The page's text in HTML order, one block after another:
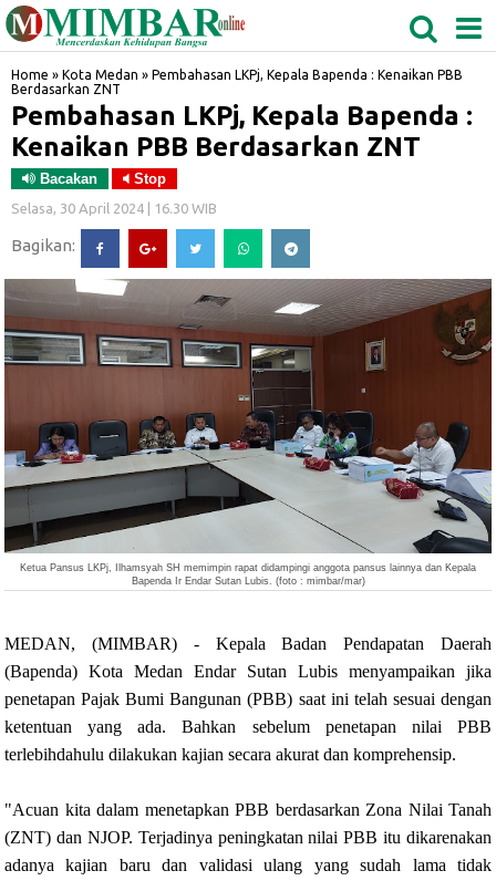
BIDANGRO
Home » Kota Medan » Pembahasan LKPj, Kepala Bapenda : Kenaikan PBB
Berdasarkan ZNT
Pembahasan LKPj, Kepala Bapenda :
Kenaikan PBB Berdasarkan ZNT
Bacakan Stop
Selasa, 30 April 2024 | 16.30 WIB
Bagikan:
Ketua Pansus LKPj, Ilhamsyah SH memimpin rapat didampingi anggota pansus lainnya dan Kepala
Bapenda Ir Endar Sutan Lubis. (foto : mimbar/mar)
MEDAN, (MIMBAR) - Kepala Badan Pendapatan Daerah
(Bapenda) Kota Medan Endar Sutan Lubis menyampaikan jika
penetapan Pajak Bumi Bangunan (PBB) saat ini telah sesuai dengan
ketentuan yang ada. Bahkan sebelum penetapan nilai PBB
terlebihdahulu dilakukan kajian secara akurat dan komprehensip.
"Acuan kita dalam menetapkan PBB berdasarkan Zona Nilai Tanah
(ZNT) dan NJOP. Terjadinya peningkatan nilai PBB itu dikarenakan
adanya kajian baru dan validasi ulang yang sudah lama tidak